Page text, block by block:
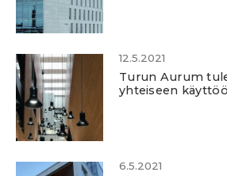
12.5.2021
Turun Aurum
yhteiseen
6.5.2021